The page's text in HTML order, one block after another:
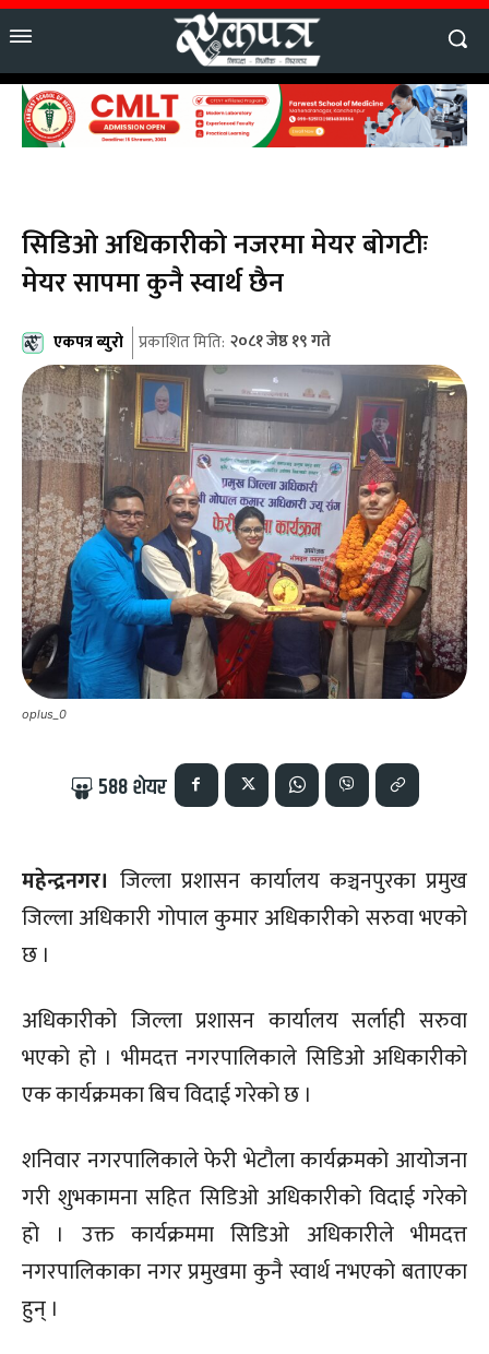
सिडिओ अधिकारीको नजरमा मेयर बोगटीः
मेयर सापमा कुनै स्वार्थ छैन
एकपत्र ब्युरो प्रकाशित मिति: २०८१ जेष्ठ १९ गते
oplus_0
588शेयर
महेन्द्रनगर। जिल्ला प्रशासन कार्यालय कञ्चनपुरका प्रमुख
जिल्ला अधिकारी गोपाल कुमार अधिकारीको सरुवा भएको
छ ।
अधिकारीको जिल्ला प्रशासन कार्यालय सर्लाही सरुवा
भएको हो । भीमदत्त नगरपालिकाले सिडिओ अधिकारीको
एक कार्यक्रमका बिच विदाई गरेको छ ।
शनिवार नगरपालिकाले फेरी भेटौला कार्यक्रमको आयोजना
गरी शुभकामना सहित सिडिओ अधिकारीको विदाई गरेको
हो । उक्त कार्यक्रममा सिडिओ अधिकारीले भीमदत्त
नगरपालिकाका नगर प्रमुखमा कुनै स्वार्थ नभएको बताएका
हुन् ।